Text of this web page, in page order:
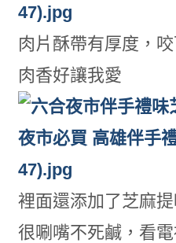
肉片酥帶有厚度，
肉香好讓我愛
裡面還添加了芝麻
很唰嘴不死鹹，看